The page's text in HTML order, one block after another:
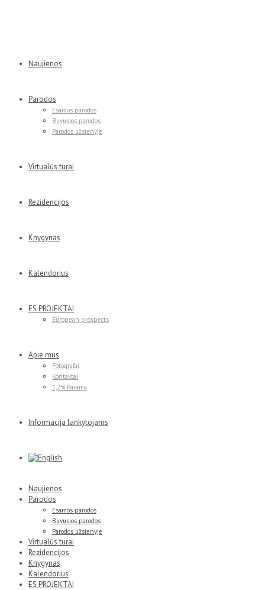
Naujienos
Parodos
Esamos parodos
Buvusios parodos
Parodos užsienyje
Virtualūs turai
Rezidencijos
Knygynas
Kalendorius
ES PROJEKTAI
European prospects
Apie mus
Fotografai
Kontaktai
1,2% Parama
Informacija lankytojams
Naujienos
Parodos
Esamos parodos
Buvusios parodos
Parodos užsienyje
Virtualūs turai
Rezidencijos
Knygynas
Kalendorius
ES PROJEKTAI